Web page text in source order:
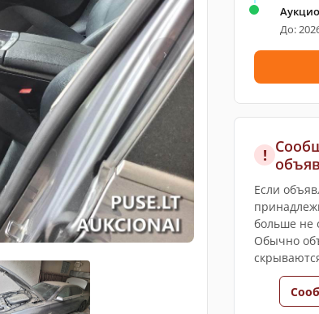
›
До:
!
Если
больше не
Обычно